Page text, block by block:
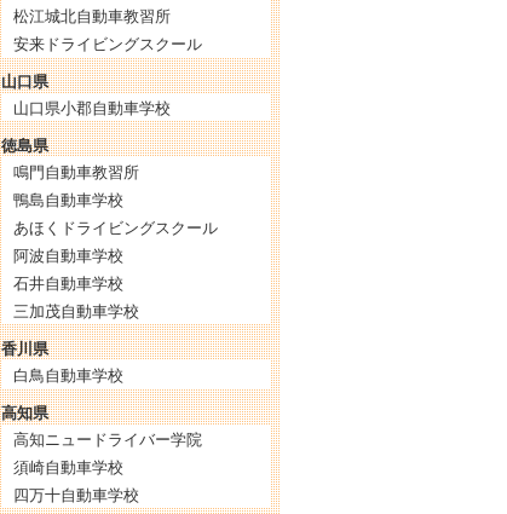
松江城北自動車教習所
安来ドライビングスクール
山口県
山口県小郡自動車学校
徳島県
鳴門自動車教習所
鴨島自動車学校
あほくドライビングスクール
阿波自動車学校
石井自動車学校
三加茂自動車学校
香川県
白鳥自動車学校
高知県
高知ニュードライバー学院
須崎自動車学校
四万十自動車学校